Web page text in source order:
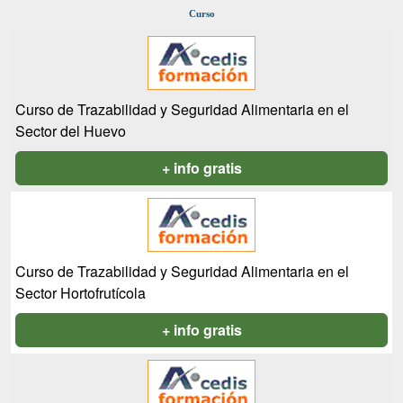
Curso
Curso de Trazabilidad y Seguridad Alimentaria en el
Sector del Huevo
+ info gratis
Curso de Trazabilidad y Seguridad Alimentaria en el
Sector Hortofrutícola
+ info gratis